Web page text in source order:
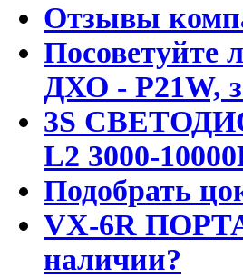
Отзывы
Посоветуйте
ДХО - P21W,
3S
L2 3000-
Подобрать
VX-6R
наличии?